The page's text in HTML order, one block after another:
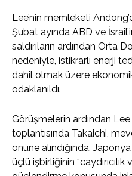
Lee’nin memleketi
Şubat ayında ABD ve
saldırıların ardından Orta
nedeniyle, istikrarlı enerji
dahil olmak üzere
odaklanıldı.
Görüşmelerin ardından
toplantısında Takaichi,
önüne alındığında,
üçlü işbirliğinin